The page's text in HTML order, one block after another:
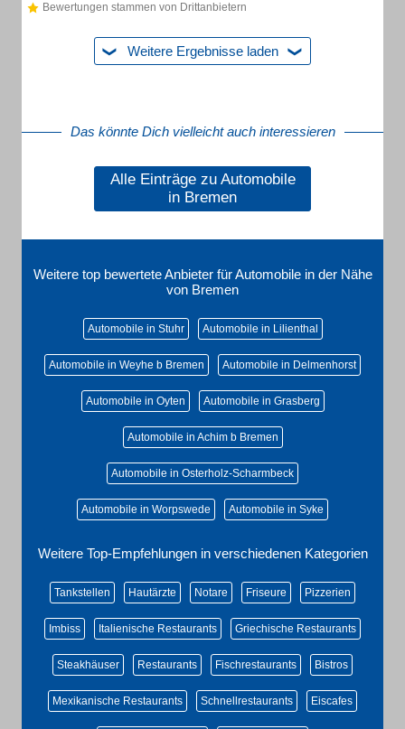
Bewertungen stammen von Drittanbietern
Weitere Ergebnisse laden
Das könnte Dich vielleicht auch interessieren
Alle Einträge zu Automobile
in Bremen
Weitere top bewertete Anbieter für Automobile in der Nähe
von Bremen
Automobile in Stuhr Automobile in Lilienthal
Automobile in Weyhe b Bremen Automobile in Delmenhorst
Automobile in Oyten Automobile in Grasberg
Automobile in Achim b Bremen
Automobile in Osterholz-Scharmbeck
Automobile in Worpswede Automobile in Syke
Weitere Top-Empfehlungen in verschiedenen Kategorien
Tankstellen Hautärzte Notare Friseure Pizzerien
Imbiss Italienische Restaurants Griechische Restaurants
Steakhäuser Restaurants Fischrestaurants Bistros
Mexikanische Restaurants Schnellrestaurants Eiscafes